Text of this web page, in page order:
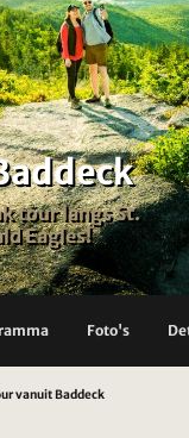
tour langs St.
Eagles!
Foto's
vanuit Baddeck